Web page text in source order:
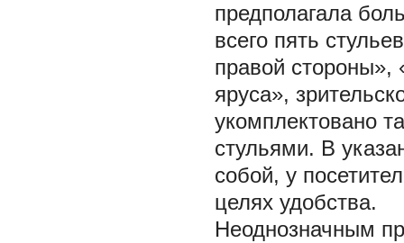
предполагала
всего пять
правой стороны»,
яруса»,
укомплектовано
стульями. В
собой, у
целях удобства.
Неоднозначным